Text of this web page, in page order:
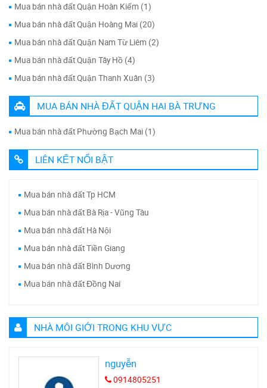
Mua bán nhà đất Quận Hoàn Kiếm (1)
Mua bán nhà đất Quận Hoàng Mai (20)
Mua bán nhà đất Quận Nam Từ Liêm (2)
Mua bán nhà đất Quận Tây Hồ (4)
Mua bán nhà đất Quận Thanh Xuân (3)
MUA BÁN NHÀ ĐẤT QUẬN HAI BÀ TRƯNG
Mua bán nhà đất Phường Bạch Mai (1)
LIÊN KẾT NỔI BẬT
Mua bán nhà đất Tp HCM
Mua bán nhà đất Bà Rịa - Vũng Tàu
Mua bán nhà đất Hà Nội
Mua bán nhà đất Tiền Giang
Mua bán nhà đất Bình Dương
Mua bán nhà đất Đồng Nai
NHÀ MÔI GIỚI TRONG KHU VỰC
nguyễn
0914805251